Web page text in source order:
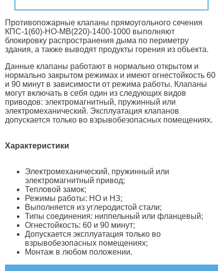
Противопожарные клапаны прямоугольного сечения
КПС-1(60)-НО-МВ(220)-1400-1000 выполняют
блокировку распространения дыма по периметру
здания, а также выводят продукты горения из объекта.
Данные клапаны работают в нормально открытом и
нормально закрытом режимах и имеют огнестойкость 60
и 90 минут в зависимости от режима работы. Клапаны
могут включать в себя один из следующих видов
приводов: электромагнитный, пружинный или
электромеханический. Эксплуатация клапанов
допускается только во взрывобезопасных помещениях.
Характеристики
Электромеханический, пружинный или
электромагнитный привод;
Тепловой замок;
Режимы работы: НО и НЗ;
Выполняется из углеродистой стали;
Типы соединения: ниппельный или фланцевый;
Огнестойкость: 60 и 90 минут;
Допускается эксплуатация только во
взрывобезопасных помещениях;
Монтаж в любом положении.